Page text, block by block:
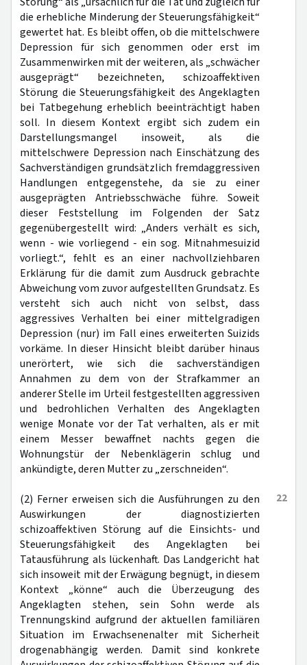
die erhebliche Minderung der Steuerungsfähigkeit“
gewertet hat. Es bleibt offen, ob die mittelschwere
Depression für sich genommen oder erst im
Zusammenwirken mit der weiteren, als „schwächer
ausgeprägt“ bezeichneten, schizoaffektiven
Störung die Steuerungsfähigkeit des Angeklagten
bei Tatbegehung erheblich beeinträchtigt haben
soll. In diesem Kontext ergibt sich zudem ein
Darstellungsmangel insoweit, als die
mittelschwere Depression nach Einschätzung des
Sachverständigen grundsätzlich fremdaggressiven
Handlungen entgegenstehe, da sie zu einer
ausgeprägten Antriebsschwäche führe. Soweit
dieser Feststellung im Folgenden der Satz
gegenübergestellt wird: „Anders verhält es sich,
wenn - wie vorliegend - ein sog. Mitnahmesuizid
vorliegt.“, fehlt es an einer nachvollziehbaren
Erklärung für die damit zum Ausdruck gebrachte
Abweichung vom zuvor aufgestellten Grundsatz. Es
versteht sich auch nicht von selbst, dass
aggressives Verhalten bei einer mittelgradigen
Depression (nur) im Fall eines erweiterten Suizids
vorkäme. In dieser Hinsicht bleibt darüber hinaus
unerörtert, wie sich die sachverständigen
Annahmen zu dem von der Strafkammer an
anderer Stelle im Urteil festgestellten aggressiven
und bedrohlichen Verhalten des Angeklagten
wenige Monate vor der Tat verhalten, als er mit
einem Messer bewaffnet nachts gegen die
Wohnungstür der Nebenklägerin schlug und
ankündigte, deren Mutter zu „zerschneiden“.
22
(2) Ferner erweisen sich die Ausführungen zu den
Auswirkungen der diagnostizierten
schizoaffektiven Störung auf die Einsichts- und
Steuerungsfähigkeit des Angeklagten bei
Tatausführung als lückenhaft. Das Landgericht hat
sich insoweit mit der Erwägung begnügt, in diesem
Kontext „könne“ auch die Überzeugung des
Angeklagten stehen, sein Sohn werde als
Trennungskind aufgrund der aktuellen familiären
Situation im Erwachsenenalter mit Sicherheit
drogenabhängig werden. Damit sind konkrete